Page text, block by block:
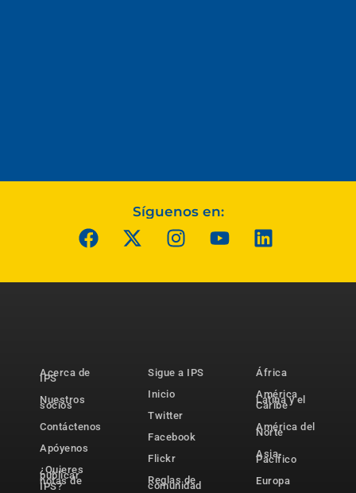
Síguenos en:
Acerca de
IPS
Nuestros
socios
Contáctenos
Apóyenos
¿Quieres
publicar
notas de
IPS?
Sigue a IPS
Inicio
Twitter
Facebook
Flickr
Reglas de
comunidad
África
América
Latina y el
Caribe
América del
Norte
Asia-
Pacífico
Europa